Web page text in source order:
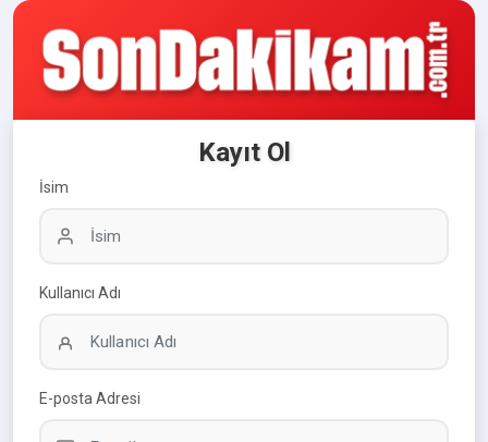
Kayıt Ol
İsim
Kullanıcı Adı
E-posta Adresi